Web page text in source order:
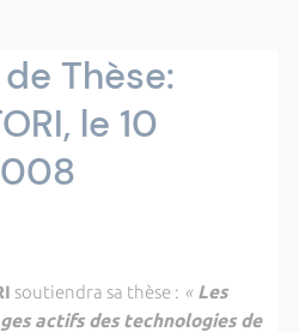
Thèse:
le 10
soutiendra sa thèse : « Les
actifs des technologies de